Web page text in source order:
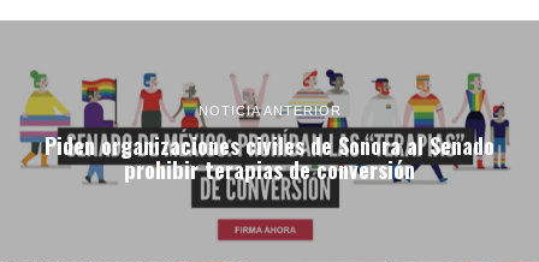
NOTICIA ANTERIOR
Piden organizaciones civiles de Sonora al Senado
prohibir terapias de conversión